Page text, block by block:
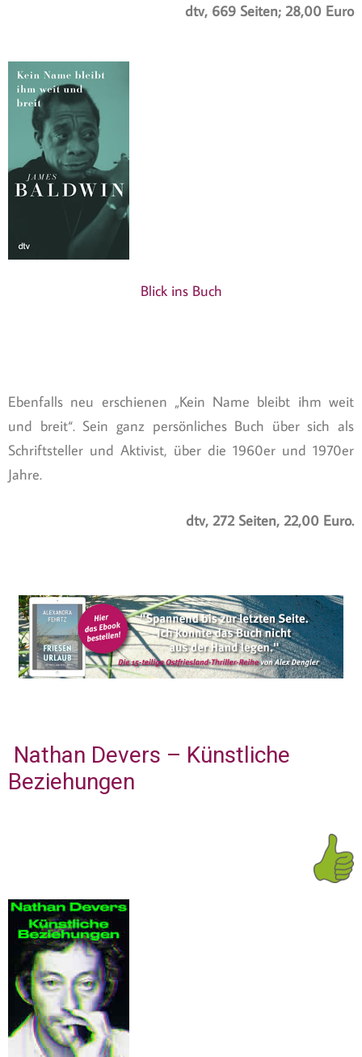
dtv, 669 Seiten; 28,00 Euro
Blick ins Buch
Ebenfalls neu erschienen „Kein Name bleibt ihm weit
und breit“. Sein ganz persönliches Buch über sich als
Schriftsteller und Aktivist, über die 1960er und 1970er
Jahre.
dtv, 272 Seiten, 22,00 Euro.
Nathan Devers – Künstliche
Beziehungen